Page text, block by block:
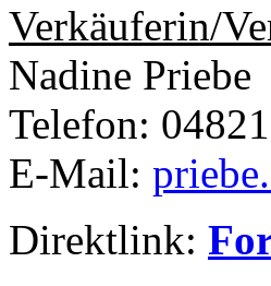
Verkäuferin/
Nadine Priebe
Telefon:
E-Mail: priebe.
Direktlink: